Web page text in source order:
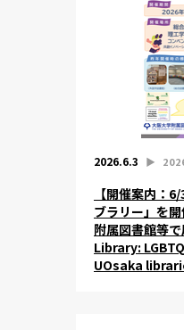
2026.6.3 ▶︎
【開催案内：
ブラリー」を
附属図書館等
Library:
UOsaka